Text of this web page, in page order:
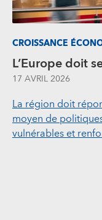
CROISSANCE
L’Europe doit
17 AVRIL 2026
La région doit
moyen de
vulnérables et